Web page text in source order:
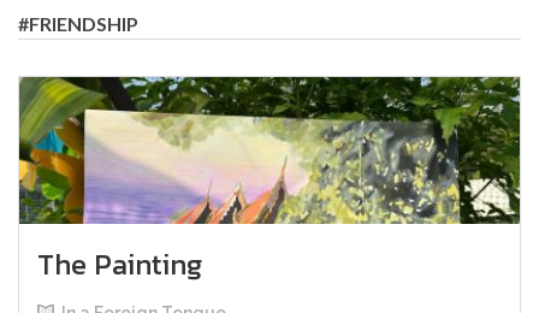
#FRIENDSHIP
The Painting